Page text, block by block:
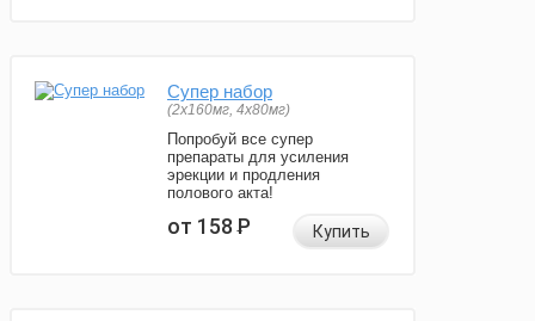
Супер набор
(2х160мг, 4х80мг)
Попробуй все супер
препараты для усиления
эрекции и продления
полового акта!
от 158Р Купить